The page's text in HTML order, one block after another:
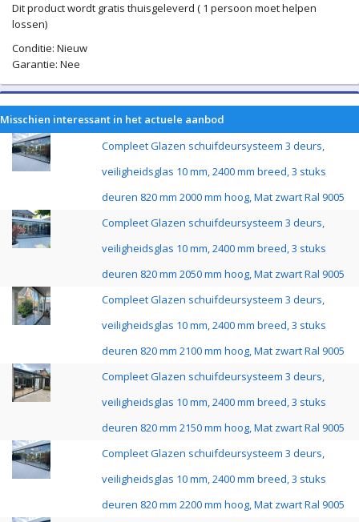
Dit product wordt gratis thuisgeleverd ( 1 persoon moet helpen
lossen)
Conditie: Nieuw
Garantie: Nee
Misschien interessant in het actuele aanbod
Compleet Glazen schuifdeursysteem 3 deurs,
veiligheidsglas 10 mm, 2400 mm breed, 3 stuks
deuren 820 mm 2000 mm hoog, Mat zwart Ral 9005
Compleet Glazen schuifdeursysteem 3 deurs,
veiligheidsglas 10 mm, 2400 mm breed, 3 stuks
deuren 820 mm 2050 mm hoog, Mat zwart Ral 9005
Compleet Glazen schuifdeursysteem 3 deurs,
veiligheidsglas 10 mm, 2400 mm breed, 3 stuks
deuren 820 mm 2100 mm hoog, Mat zwart Ral 9005
Compleet Glazen schuifdeursysteem 3 deurs,
veiligheidsglas 10 mm, 2400 mm breed, 3 stuks
deuren 820 mm 2150 mm hoog, Mat zwart Ral 9005
Compleet Glazen schuifdeursysteem 3 deurs,
veiligheidsglas 10 mm, 2400 mm breed, 3 stuks
deuren 820 mm 2200 mm hoog, Mat zwart Ral 9005